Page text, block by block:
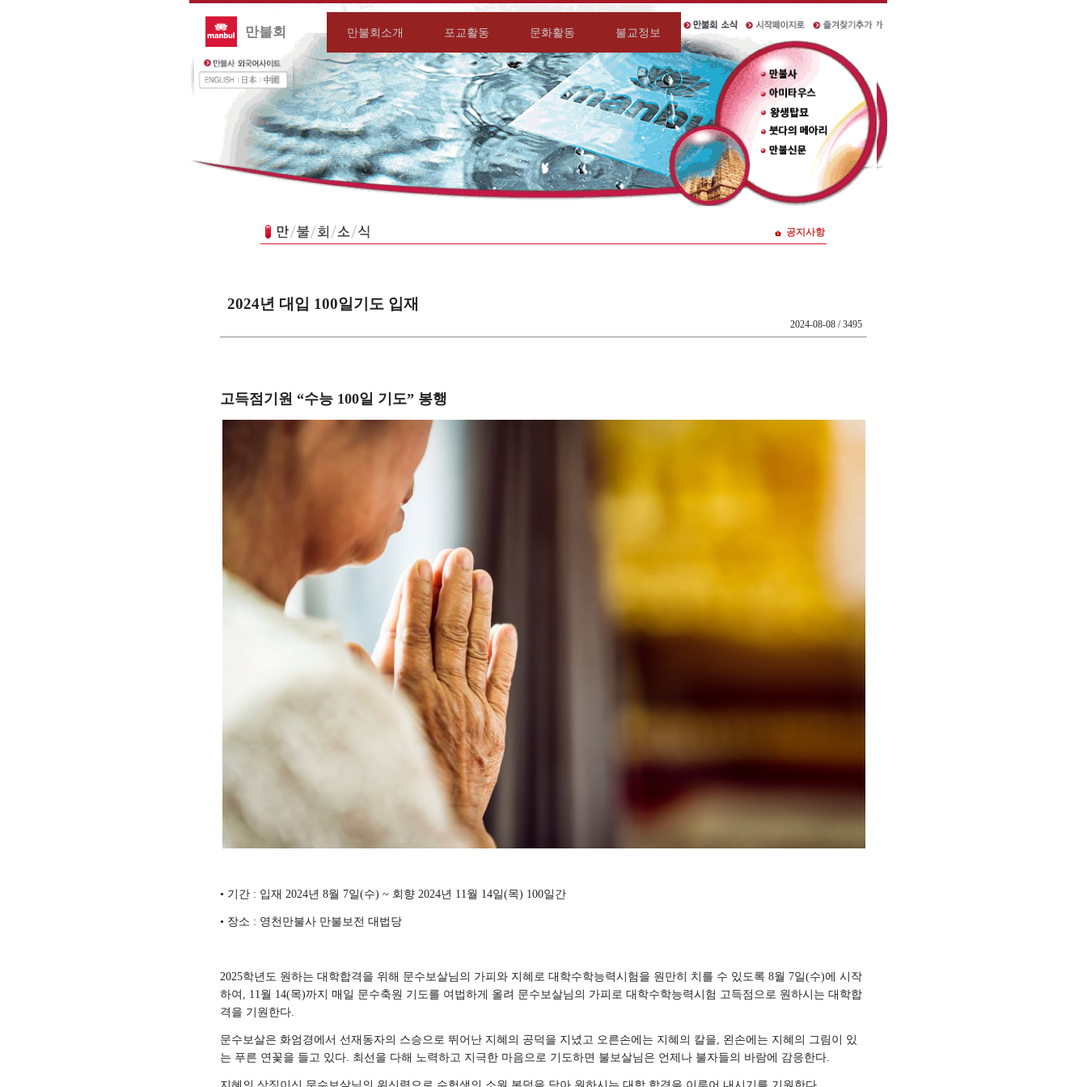
만불회 만불회소개 포교활동 문화활동 불교정보
공지사항
2024년 대입 100일기도 입재
2024-08-08 / 3495
고득점기원 “수능 100일 기도” 봉행
• 기간 : 입재 2024년 8월 7일(수) ~ 회향 2024년 11월 14일(목) 100일간
• 장소 : 영천만불사 만불보전 대법당
2025학년도 원하는 대학합격을 위해 문수보살님의 가피와 지혜로 대학수학능력시험을 원만히 치를 수 있도록 8월 7일(수)에 시작
하여 , 11월 14(목)까지 매일 문수축원 기도를 여법하게 올려 문수보살님의 가피로 대학수학능력시험 고득점으로 원하시는 대학합
격을 기원한다.
문수보살은 화엄경에서 선재동자의 스승으로 뛰어난 지혜의 공덕을 지녔고 오른손에는 지혜의 칼을, 왼손에는 지혜의 그림이 있
는 푸른 연꽃을 들고 있다. 최선을 다해 노력하고 지극한 마음으로 기도하면 불보살님은 언제나 불자들의 바람에 감응한다.